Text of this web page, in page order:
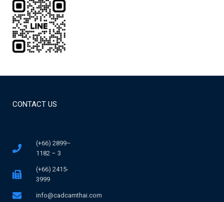
CONTACT US
(+66) 2899–
1182 – 3
(+66) 2415-
3999
info@cadcamthai.com